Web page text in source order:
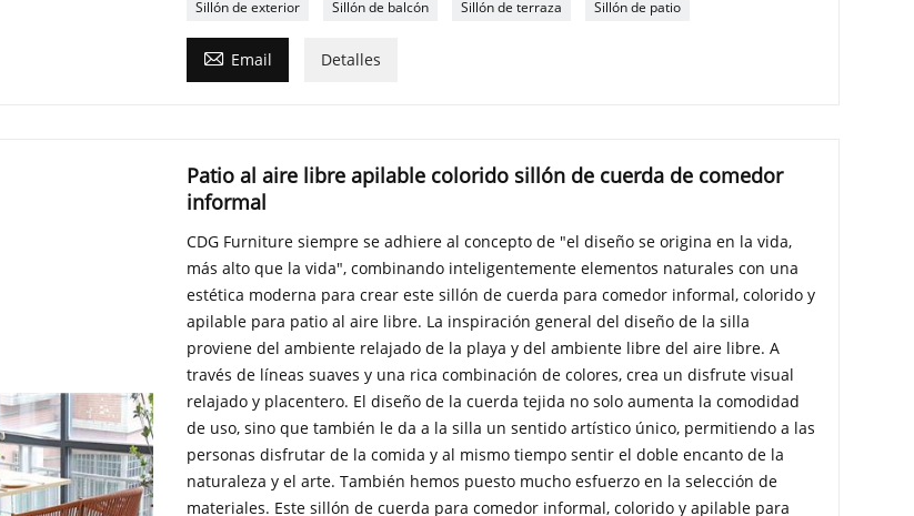
Sillón de exterior Sillón de balcón Sillón de terraza Sillón de patio
 Email Detalles
Patio al aire libre apilable colorido sillón de cuerda de comedor
informal
CDG Furniture siempre se adhiere al concepto de "el diseño se origina en la vida,
más alto que la vida", combinando inteligentemente elementos naturales con una
estética moderna para crear este sillón de cuerda para comedor informal, colorido y
apilable para patio al aire libre. La inspiración general del diseño de la silla
proviene del ambiente relajado de la playa y del ambiente libre del aire libre. A
través de líneas suaves y una rica combinación de colores, crea un disfrute visual
relajado y placentero. El diseño de la cuerda tejida no solo aumenta la comodidad
de uso, sino que también le da a la silla un sentido artístico único, permitiendo a las
personas disfrutar de la comida y al mismo tiempo sentir el doble encanto de la
naturaleza y el arte. También hemos puesto mucho esfuerzo en la selección de
materiales. Este sillón de cuerda para comedor informal, colorido y apilable para